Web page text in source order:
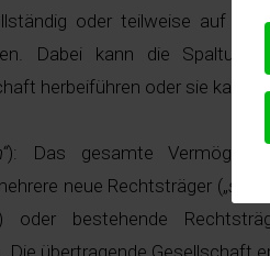
oder teilweise auf
Dabei kann die Spaltung
herbeiführen oder sie kann
): Das gesamte Vermögen
neue Rechtsträger („
oder bestehende
Die übertragende Gesellschaft